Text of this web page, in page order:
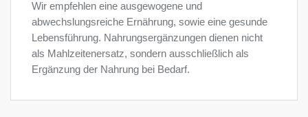
Wir empfehlen eine ausgewogene und
abwechslungsreiche Ernährung, sowie eine gesunde
Lebensführung. Nahrungsergänzungen dienen nicht
als Mahlzeitenersatz, sondern ausschließlich als
Ergänzung der Nahrung bei Bedarf.